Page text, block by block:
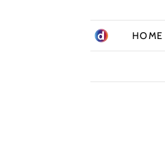
HOME